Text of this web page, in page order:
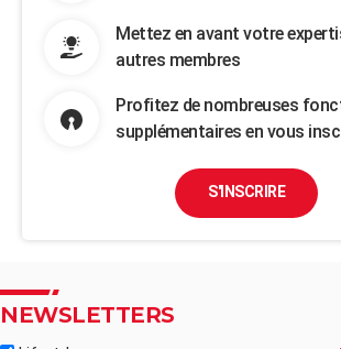
Mettez en avant votre
autres membres
Profitez de nombreuses
supplémentaires en vous
S'INSCRIRE
NEWSLETTERS